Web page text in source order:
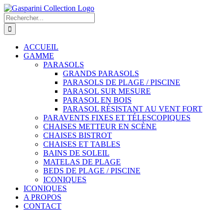
Passer
au
contenu
Rechercher:
ACCUEIL
GAMME
PARASOLS
GRANDS PARASOLS
PARASOLS DE PLAGE / PISCINE
PARASOL SUR MESURE
PARASOL EN BOIS
PARASOL RÉSISTANT AU VENT FORT
PARAVENTS FIXES ET TÉLESCOPIQUES
CHAISES METTEUR EN SCÈNE
CHAISES BISTROT
CHAISES ET TABLES
BAINS DE SOLEIL
MATELAS DE PLAGE
BEDS DE PLAGE / PISCINE
ICONIQUES
ICONIQUES
A PROPOS
CONTACT